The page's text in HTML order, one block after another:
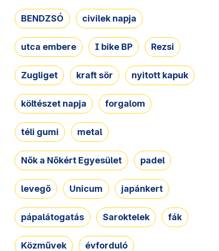
BENDZSÓ civilek napja
utca embere I bike BP Rezsi
Zugliget kraft sör nyitott kapuk
költészet napja forgalom
téli gumi metal
Nők a Nőkért Egyesület padel
levegő Unicum japánkert
pápalátogatás Saroktelek fák
Közművek évforduló